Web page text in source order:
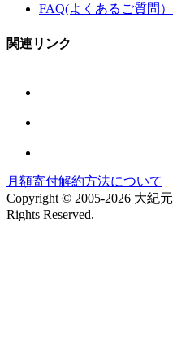
FAQ(よくあるご質問）
関連リンク
月額寄付解約方法について
Copyright © 2005-2026 大紀
Rights Reserved.